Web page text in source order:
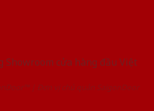
Showroom cửa hàng đầu Việt
| Đơn vị chủ quản SaigonDoor